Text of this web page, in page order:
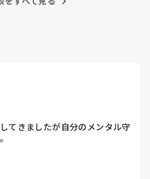
思います。
てきましたが自分のメンタル守
の間